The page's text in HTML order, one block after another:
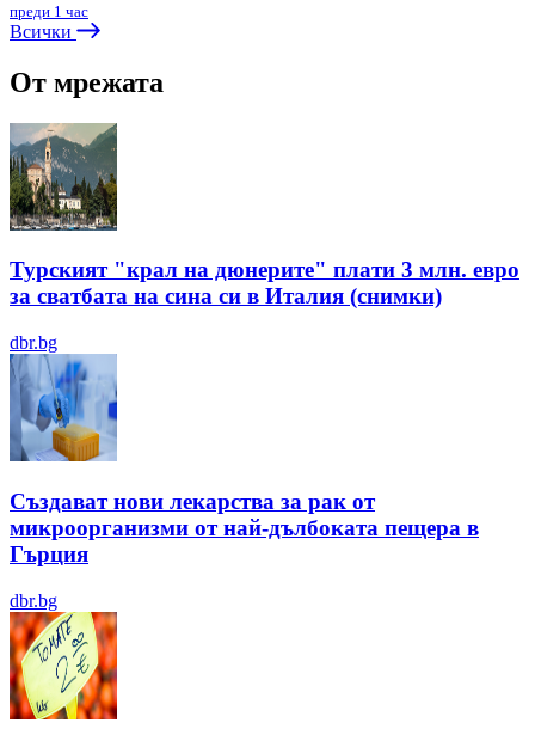
преди 1 час
Всички
От мрежата
Турският "крал на дюнерите" плати 3 млн. евро
за сватбата на сина си в Италия (снимки)
dbr.bg
Създават нови лекарства за рак от
микроорганизми от най-дълбоката пещера в
Гърция
dbr.bg